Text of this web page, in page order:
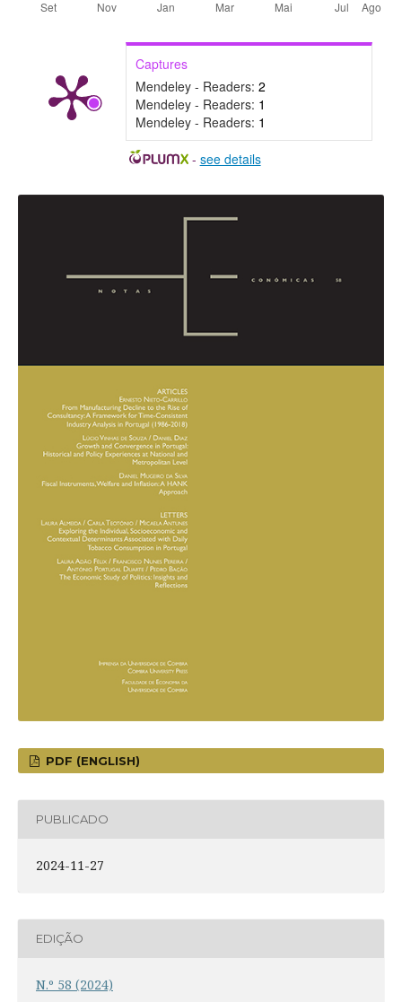
Captures
Mendeley - Readers: 2
Mendeley - Readers: 1
Mendeley - Readers: 1
- see details
PDF (ENGLISH)
PUBLICADO
2024-11-27
EDIÇÃO
N.º 58 (2024)